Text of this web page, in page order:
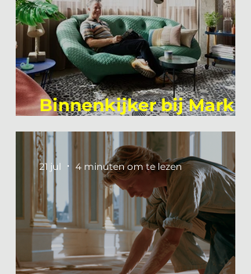
Binnenkijker bij Mark
Mutsaers
21 jul 4 minuten om te lezen